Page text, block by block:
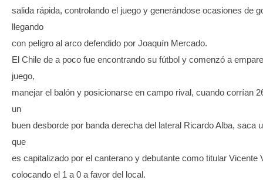
salida rápida, controlando el juego y generándose ocasiones de
llegando
con peligro al arco defendido por Joaquín Mercado.
El Chile de a poco fue encontrando su fútbol y comenzó a
juego,
manejar el balón y posicionarse en campo rival, cuando corrían
un
buen desborde por banda derecha del lateral Ricardo Alba, saca
que
es capitalizado por el canterano y debutante como titular Vicente
colocando el 1 a 0 a favor del local.